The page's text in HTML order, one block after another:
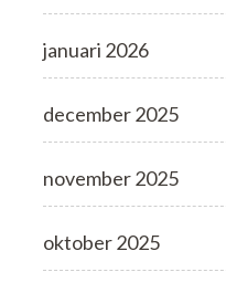
januari 2026
december 2025
november 2025
oktober 2025